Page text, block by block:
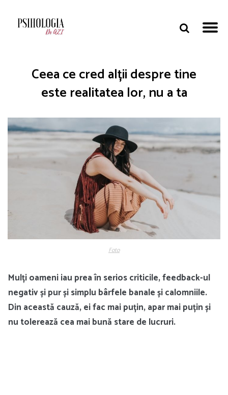
Ceea ce cred alții despre tine
este realitatea lor, nu a ta
Foto
Mulți oameni iau prea în serios criticile, feedback-ul
negativ și pur și simplu bârfele banale și calomniile.
Din această cauză, ei fac mai puțin, apar mai puțin și
nu tolerează cea mai bună stare de lucruri.